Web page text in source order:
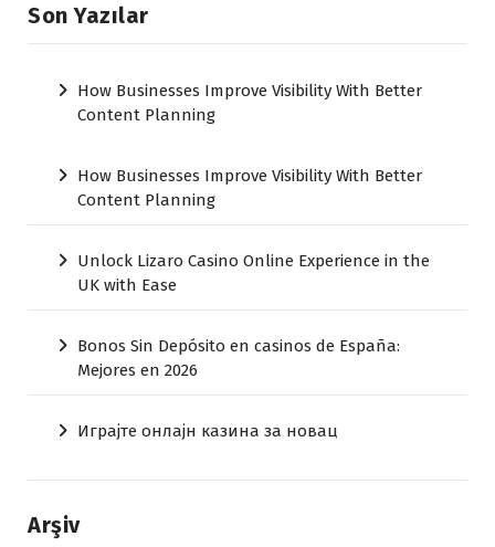
Son Yazılar
How Businesses Improve Visibility With Better
Content Planning
How Businesses Improve Visibility With Better
Content Planning
Unlock Lizaro Casino Online Experience in the
UK with Ease
Bonos Sin Depósito en casinos de España:
Mejores en 2026
Играјте онлајн казина за новац
Arşiv